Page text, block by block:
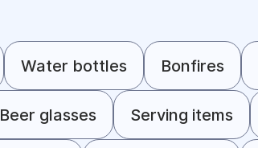
Water bottles Bonfires
Beer glasses Serving items